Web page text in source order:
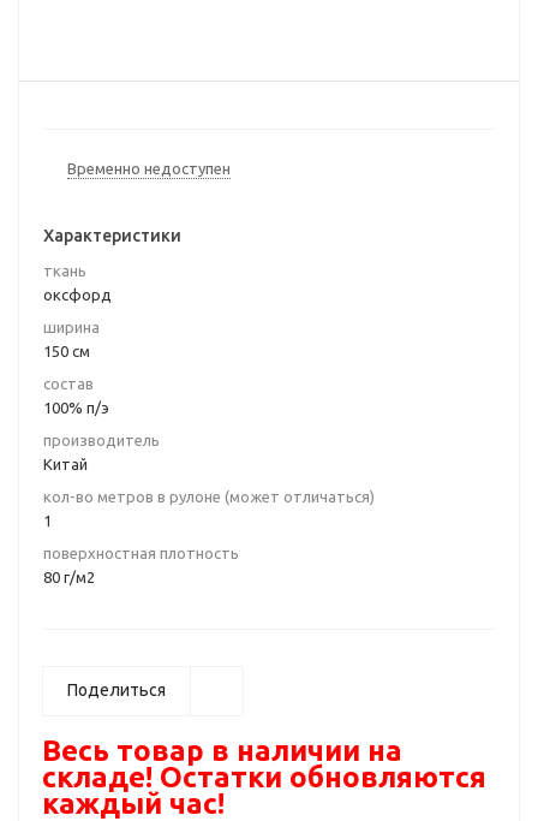
Временно недоступен
Характеристики
ткань
оксфорд
ширина
150 см
состав
100% п/э
производитель
Китай
кол-во метров в рулоне (может отличаться)
1
поверхностная плотность
80 г/м2
Поделиться
Весь товар в наличии на
складе! Остатки обновляются
каждый час!